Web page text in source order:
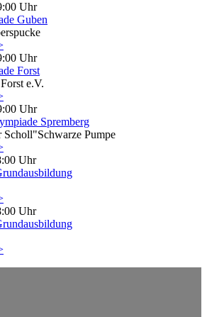
Uhr
Guben
Uhr
Forst
e.V.
Uhr
Spremberg
Scholl"Schwarze Pumpe
Uhr
Uhr